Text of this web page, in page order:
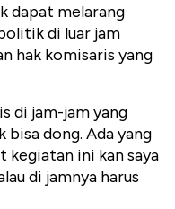
dapat melarang
di luar jam
hak komisaris yang
di jam-jam yang
bisa dong. Ada yang
kegiatan ini kan saya
di jamnya harus